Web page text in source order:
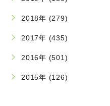
2018年 (279)
2017年 (435)
2016年 (501)
2015年 (126)